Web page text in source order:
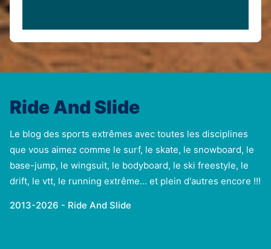
Ride And Slide
Le blog des sports extrêmes avec toutes les disciplines
que vous aimez comme le surf, le skate, le snowboard, le
base-jump, le wingsuit, le bodyboard, le ski freestyle, le
drift, le vtt, le running extrême... et plein d'autres encore !!!
2013-2026 - Ride And Slide